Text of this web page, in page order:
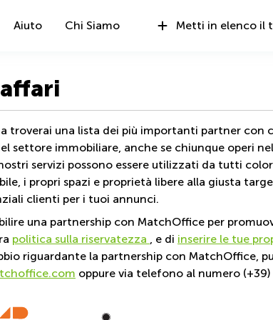
Aiuto Chi Siamo Metti in elenco il
troverai una lista dei più importanti partner
settore immobiliare, anche se chiunque operi
servizi possono essere utilizzati da tutti
i propri spazi e proprietà libere alla giusta
clienti per i tuoi annunci.
una partnership con MatchOffice per
politica sulla riservatezza , e di inserire le tue
riguardante la partnership con MatchOffice,
oppure via telefono al numero